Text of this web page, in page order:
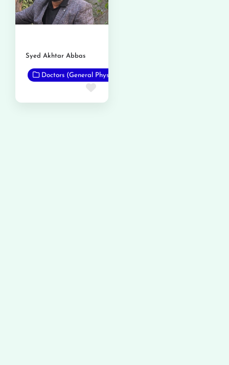
Syed Akhtar Abbas
Doctors (General Physicians)
Favorite